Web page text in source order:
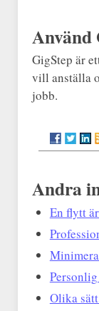
Använd
GigStep är
vill anställa
jobb.
Andra
En flytt
Olika